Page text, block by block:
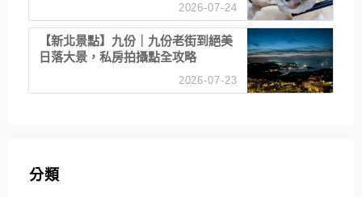
2026-07-24
【新北景點】九份｜九份老街到絕美
日落大景，私房拍攝點全攻略
2026-07-23
分類